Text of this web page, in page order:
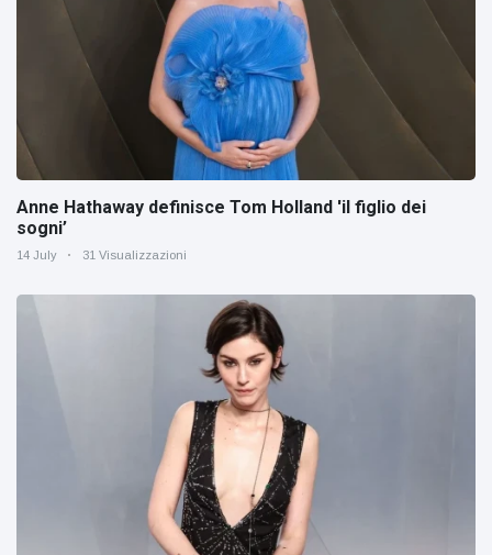
Anne Hathaway definisce Tom Holland 'il figlio dei
sogni’
14 July 31 Visualizzazioni